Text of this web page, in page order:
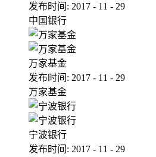
发布时间: 2017 - 11 - 29
中国银行
万家基金
发布时间: 2017 - 11 - 29
万家基金
宁波银行
发布时间: 2017 - 11 - 29